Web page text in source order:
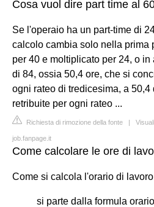
Cosa vuol dire part time al
Se l'operaio ha un part-time di
calcolo cambia solo nella prima
per 40 e moltiplicato per 24, o
di 84, ossia 50,4 ore, che si
ogni rateo di tredicesima, a
retribuite per ogni rateo ...
Richiesta di rimozione della fonte |
job.fanpage.it
Come calcolare le ore di
Come si calcola l'orario di lavoro
si parte dalla formula